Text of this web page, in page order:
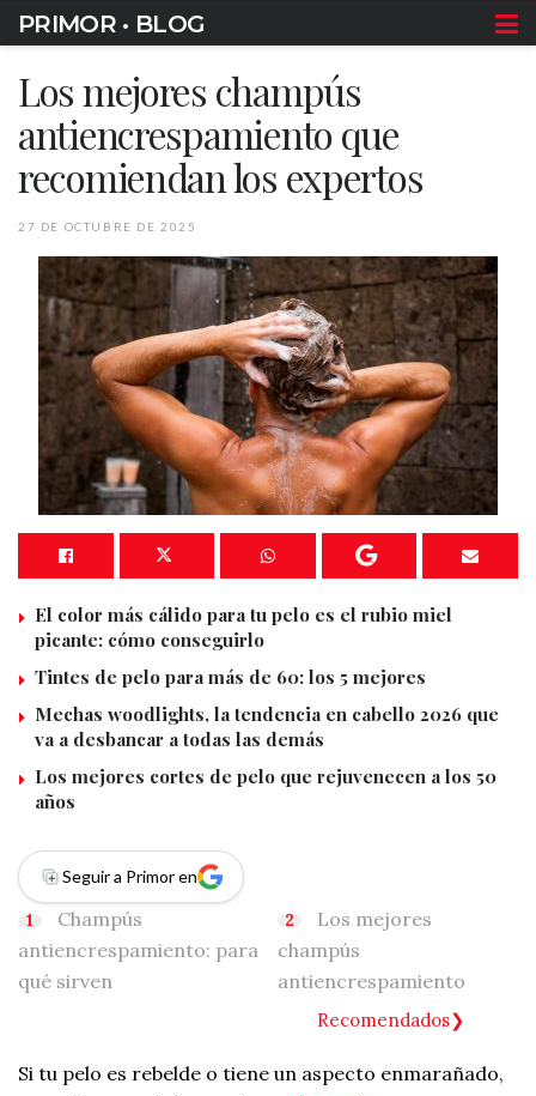
PRIMOR • BLOG
Los mejores champús
antiencrespamiento que
recomiendan los expertos
27 DE OCTUBRE DE 2025
El color más cálido para tu pelo es el rubio miel
picante: cómo conseguirlo
Tintes de pelo para más de 60: los 5 mejores
Mechas woodlights, la tendencia en cabello 2026 que
va a desbancar a todas las demás
Los mejores cortes de pelo que rejuvenecen a los 50
años
Seguir a Primor en
Champús
antiencrespamiento: para
qué sirven
Los mejores
champús
antiencrespamiento
Recomendados
Si tu pelo es rebelde o tiene un aspecto enmarañado,